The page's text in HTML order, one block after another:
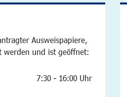
Ausweispapiere,
werden und ist geöffnet:
7:30 - 16:00 Uhr